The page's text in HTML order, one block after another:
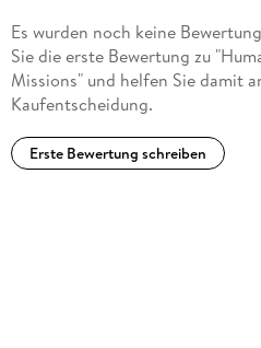
Es wurden noch keine
Sie die erste Bewertung zu
Missions" und helfen Sie damit
Kaufentscheidung.
Erste Bewertung schreiben